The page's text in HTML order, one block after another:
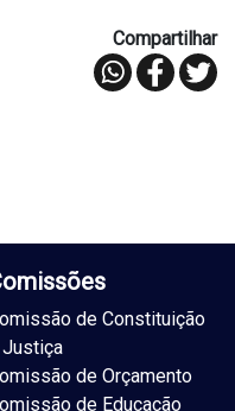
Compartilhar
de Constituição
de Orçamento
de Educação